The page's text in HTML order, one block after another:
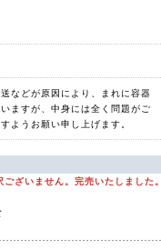
などが原因により、まれに容器
ますが、中身には全く問題がご
ようお願い申し上げます。
ございません。完売いたしました。